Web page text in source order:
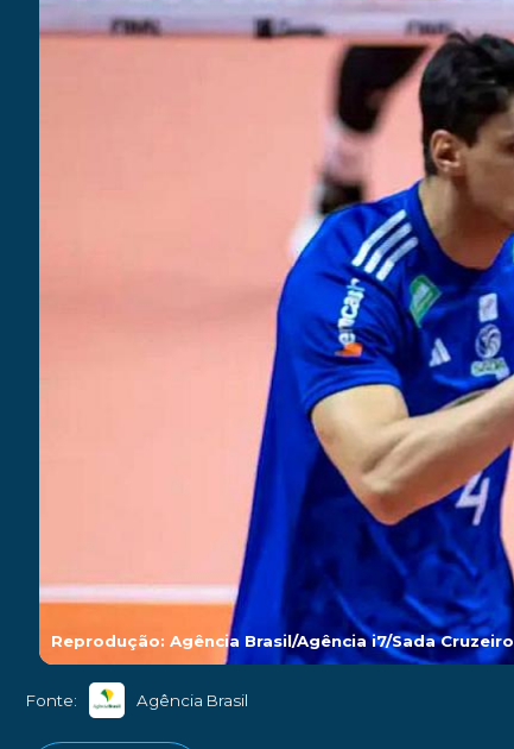
Reprodução: Agência Brasil/Agência i7/Sada Cruzeiro
Fonte: Agência Brasil